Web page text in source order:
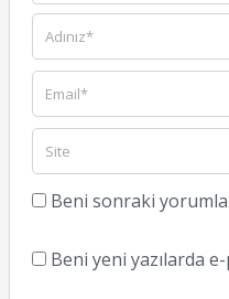
Beni sonraki
Beni yeni yazılarda